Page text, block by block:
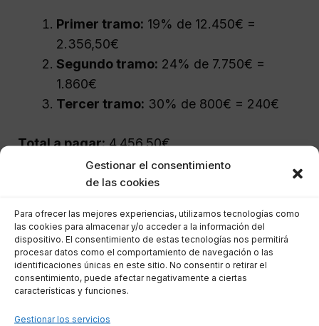
Gestionar el consentimiento
de las cookies
Para ofrecer las mejores experiencias, utilizamos tecnologías como
las cookies para almacenar y/o acceder a la información del
dispositivo. El consentimiento de estas tecnologías nos permitirá
procesar datos como el comportamiento de navegación o las
identificaciones únicas en este sitio. No consentir o retirar el
consentimiento, puede afectar negativamente a ciertas
características y funciones.
Gestionar los servicios
Primer tramo: 19% de 12.450€ =
2.356,50€
Segundo tramo: 24% de 7.750€ =
1.860€
Tercer tramo: 30% de 800€ = 240€
Total a pagar:4.456,50€
Declaración Sustitutiva
Hay situaciones donde puede ser necesario
presentar unadeclaración sustitutiva, que
reemplaza completamente la original. Esto suele
ocurrir cuando se desean introducir